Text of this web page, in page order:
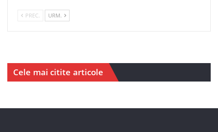
PREC. URM.
Cele mai citite articole